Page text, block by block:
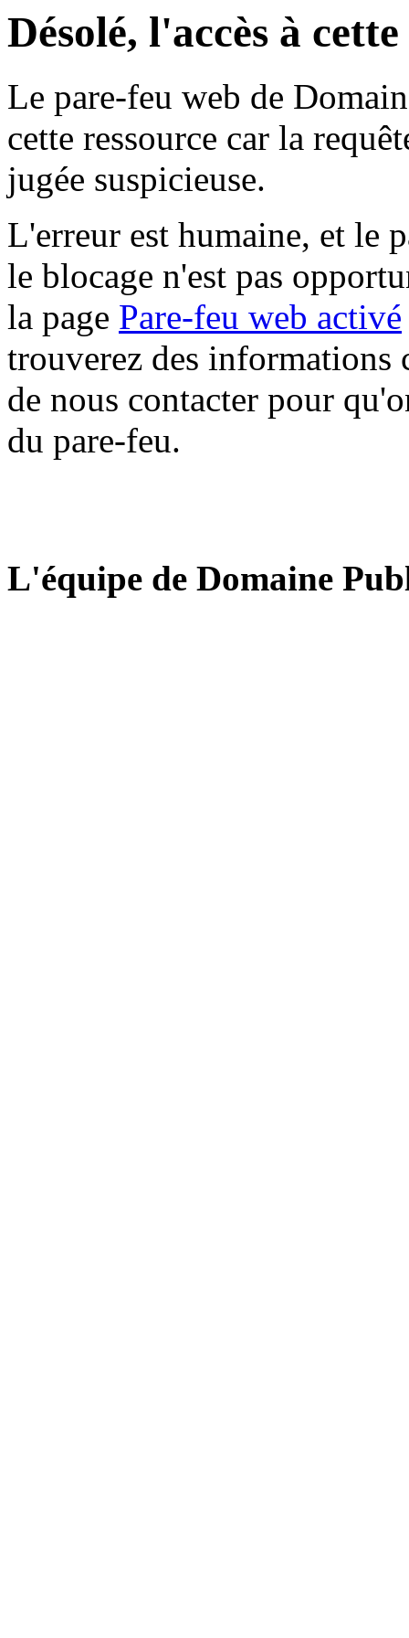
Désolé, l'accès à
Le pare-feu web de
cette ressource car la
jugée suspicieuse.
L'erreur est humaine, et le
le blocage n'est pas
la page Pare-feu web activé
trouverez des informations
de nous contacter pour
du pare-feu.
L'équipe de Domaine